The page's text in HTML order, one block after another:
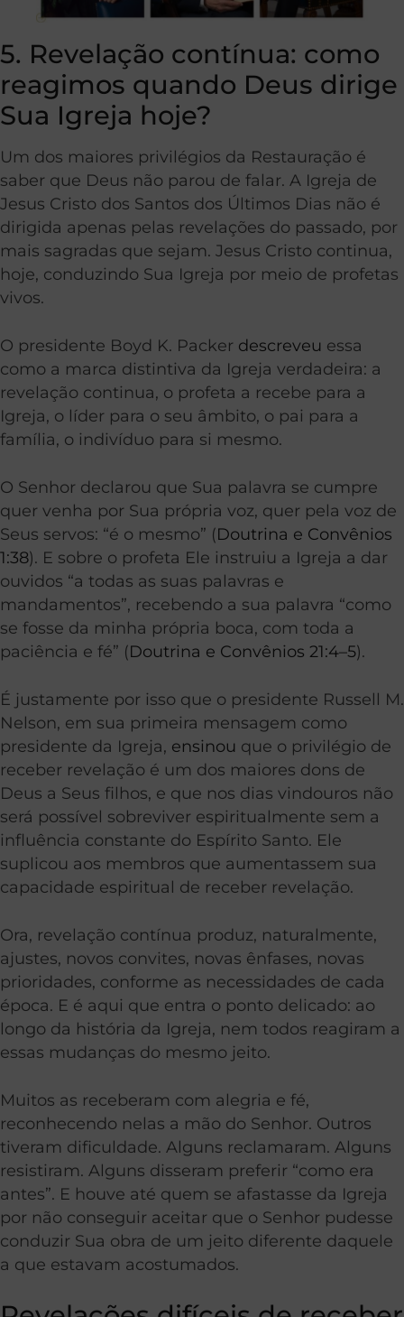
5. Revelação contínua: como
reagimos quando Deus dirige
Sua Igreja hoje?
Um dos maiores privilégios da Restauração é
saber que Deus não parou de falar. A Igreja de
Jesus Cristo dos Santos dos Últimos Dias não é
dirigida apenas pelas revelações do passado, por
mais sagradas que sejam. Jesus Cristo continua,
hoje, conduzindo Sua Igreja por meio de profetas
vivos.
O presidente Boyd K. Packer descreveu essa
como a marca distintiva da Igreja verdadeira: a
revelação continua, o profeta a recebe para a
Igreja, o líder para o seu âmbito, o pai para a
família, o indivíduo para si mesmo.
O Senhor declarou que Sua palavra se cumpre
quer venha por Sua própria voz, quer pela voz de
Seus servos: “é o mesmo” (Doutrina e Convênios
1:38). E sobre o profeta Ele instruiu a Igreja a dar
ouvidos “a todas as suas palavras e
mandamentos”, recebendo a sua palavra “como
se fosse da minha própria boca, com toda a
paciência e fé” (Doutrina e Convênios 21:4–5).
É justamente por isso que o presidente Russell M.
Nelson, em sua primeira mensagem como
presidente da Igreja, ensinou que o privilégio de
receber revelação é um dos maiores dons de
Deus a Seus filhos, e que nos dias vindouros não
será possível sobreviver espiritualmente sem a
influência constante do Espírito Santo. Ele
suplicou aos membros que aumentassem sua
capacidade espiritual de receber revelação.
Ora, revelação contínua produz, naturalmente,
ajustes, novos convites, novas ênfases, novas
prioridades, conforme as necessidades de cada
época. E é aqui que entra o ponto delicado: ao
longo da história da Igreja, nem todos reagiram a
essas mudanças do mesmo jeito.
Muitos as receberam com alegria e fé,
reconhecendo nelas a mão do Senhor. Outros
tiveram dificuldade. Alguns reclamaram. Alguns
resistiram. Alguns disseram preferir “como era
antes”. E houve até quem se afastasse da Igreja
por não conseguir aceitar que o Senhor pudesse
conduzir Sua obra de um jeito diferente daquele
a que estavam acostumados.